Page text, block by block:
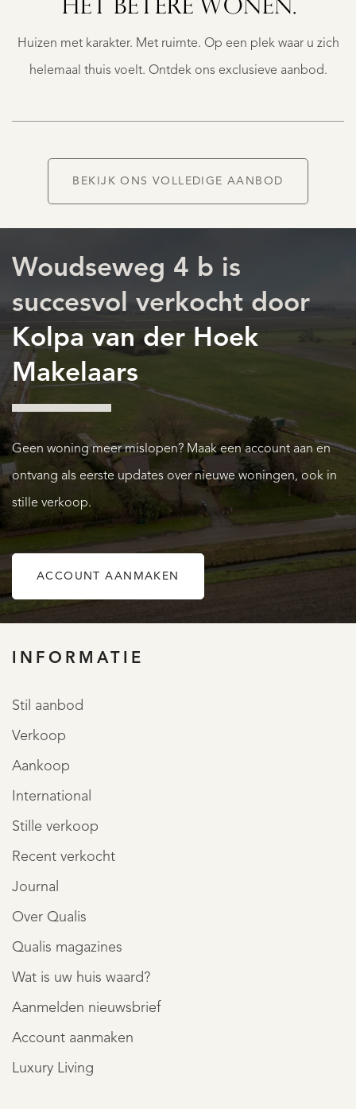
HET BETERE WONEN.
Huizen met karakter. Met ruimte. Op een plek waar u zich
helemaal thuis voelt. Ontdek ons exclusieve aanbod.
4
1.450.000
BEKIJK ONS VOLLEDIGE AANBOD
Woudseweg 4 b is
succesvol verkocht door
Kolpa van der Hoek
Makelaars
Geen woning meer mislopen? Maak een account aan en
ontvang als eerste updates over nieuwe woningen, ook in
stille verkoop.
ACCOUNT AANMAKEN
INFORMATIE
Stil aanbod
Verkoop
Aankoop
International
Stille verkoop
Recent verkocht
Journal
Over Qualis
Qualis magazines
Wat is uw huis waard?
Aanmelden nieuwsbrief
Account aanmaken
Luxury Living
DIENSTEN
OVER QUALIS